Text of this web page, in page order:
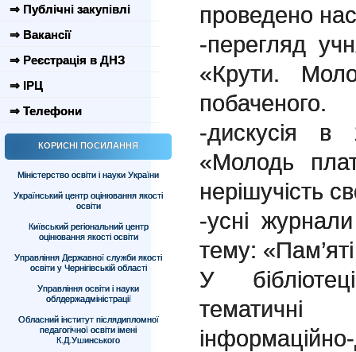
⇒ Публічні закупівлі
⇒ Вакансії
⇒ Реєстрація в ДНЗ
⇒ ІРЦ
⇒ Телефони
КОРИСНІ ПОСИЛАННЯ
Міністерство освіти і науки України
Український центр оцінювання якості
освіти
Київський регіональний центр
оцінювання якості освіти
Управління Державної служби якості
освіти у Чернігівській області
Управління освіти і науки
облдержадміністрації
Обласний інститут післядипломної
педагогічної освіти імені
К.Д.Ушинського
проведено
-перегляд
«Крути.
побаченого.
-дискусія
«Молодь
нерішучість
-усні
тему:
У
тематичні
інформаційно-